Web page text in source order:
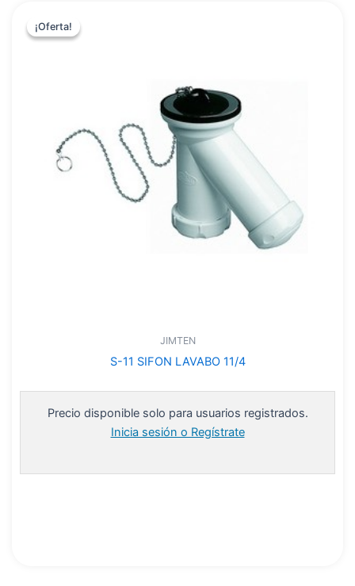
¡Oferta!
¡Oferta!
JIMTEN
S-11 SIFON LAVABO 11/4
Precio disponible solo para usuarios registrados.
Inicia sesión o Regístrate